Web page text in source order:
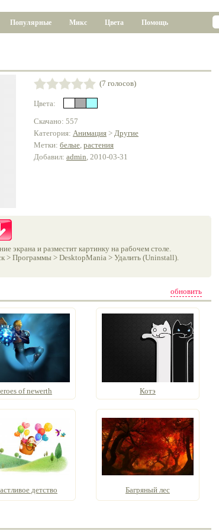
Популярные Микс Цвета Помощь
(7 голосов)
Цвета:
Скачано: 557
Категория: Анимация > Другие
Метки: белые, растения
Добавил: admin, 2010-03-31
экрана и разместит картинку на рабочем столе.
> Программы > DesktopMania > Удалить (Uninstall).
обновить
of newerth Котэ
детство Багряный лес